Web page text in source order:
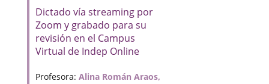
Dictado vía streaming por
Zoom y grabado para su
revisión en el Campus
Virtual de Indep Online
Profesora: Alina Román Araos,